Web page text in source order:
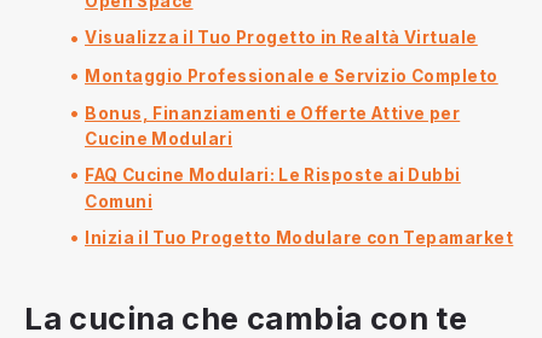
Visualizza il Tuo Progetto in Realtà Virtuale
Montaggio Professionale e Servizio Completo
Bonus, Finanziamenti e Offerte Attive per
Cucine Modulari
FAQ Cucine Modulari: Le Risposte ai Dubbi
Comuni
Inizia il Tuo Progetto Modulare con Tepamarket
La cucina che cambia con te